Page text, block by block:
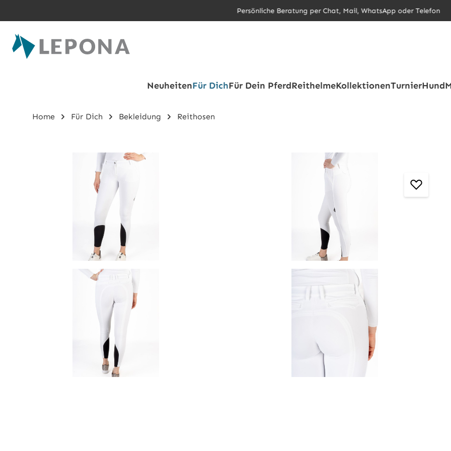
Persönliche Beratung per Chat, Mail, WhatsApp oder Telefon
NeuheitenFür DichFür Dein PferdReithelmeKollektionenTurnierHund
Home Für Dich Bekleidung Reithosen
Bildergalerie überspringen